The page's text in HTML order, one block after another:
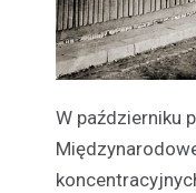
W październiku